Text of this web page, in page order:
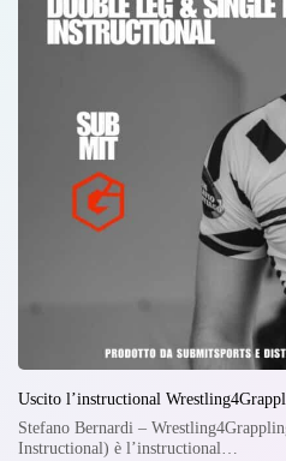
Uscito l’instructional
Stefano Bernardi –
Instructional) è l’instructional…